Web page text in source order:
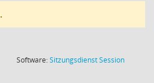
Software:SitzungsdienstSession(Wird in